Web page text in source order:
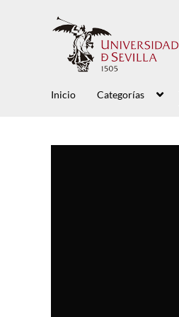
Inicio Categorías